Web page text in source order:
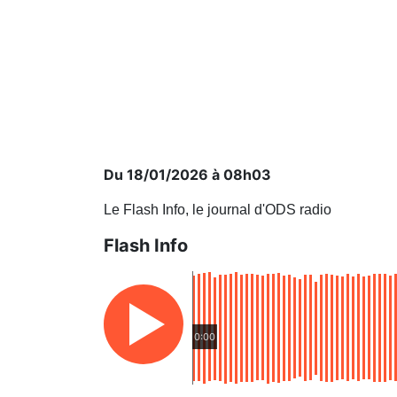
Du 18/01/2026 à 08h03
Le Flash Info, le journal d'ODS radio
Flash Info
0:00